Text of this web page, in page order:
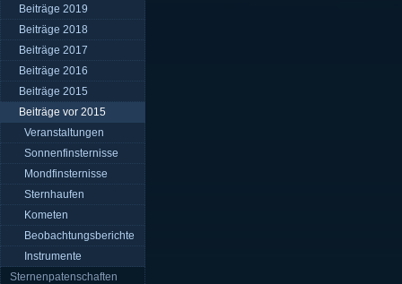
Beiträge 2019
Beiträge 2018
Beiträge 2017
Beiträge 2016
Beiträge 2015
Beiträge vor 2015
Veranstaltungen
Sonnenfinsternisse
Mondfinsternisse
Sternhaufen
Kometen
Beobachtungsberichte
Instrumente
Sternenpatenschaften